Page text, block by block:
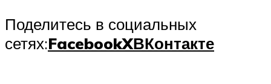
Поделитесь в социальных
сетях:FacebookXВКонтакте